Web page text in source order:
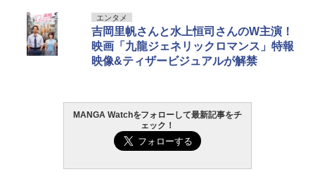
エンタメ
吉岡里帆さんと水上恒司さんのW主演！
映画「九龍ジェネリックロマンス」特報
映像&ティザービジュアルが解禁
MANGA Watchをフォローして最新記事をチ
ェック！